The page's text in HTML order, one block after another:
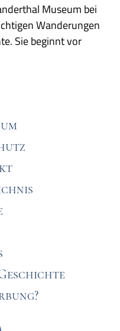
Museum bei
Wanderungen
Sie beginnt vor